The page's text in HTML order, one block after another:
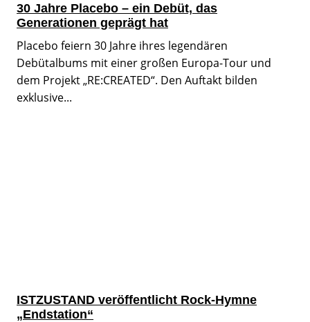
30 Jahre Placebo – ein Debüt, das
Generationen geprägt hat
Placebo feiern 30 Jahre ihres legendären
Debütalbums mit einer großen Europa-Tour und
dem Projekt „RE:CREATED“. Den Auftakt bilden
exklusive...
ISTZUSTAND veröffentlicht Rock-Hymne
„Endstation“